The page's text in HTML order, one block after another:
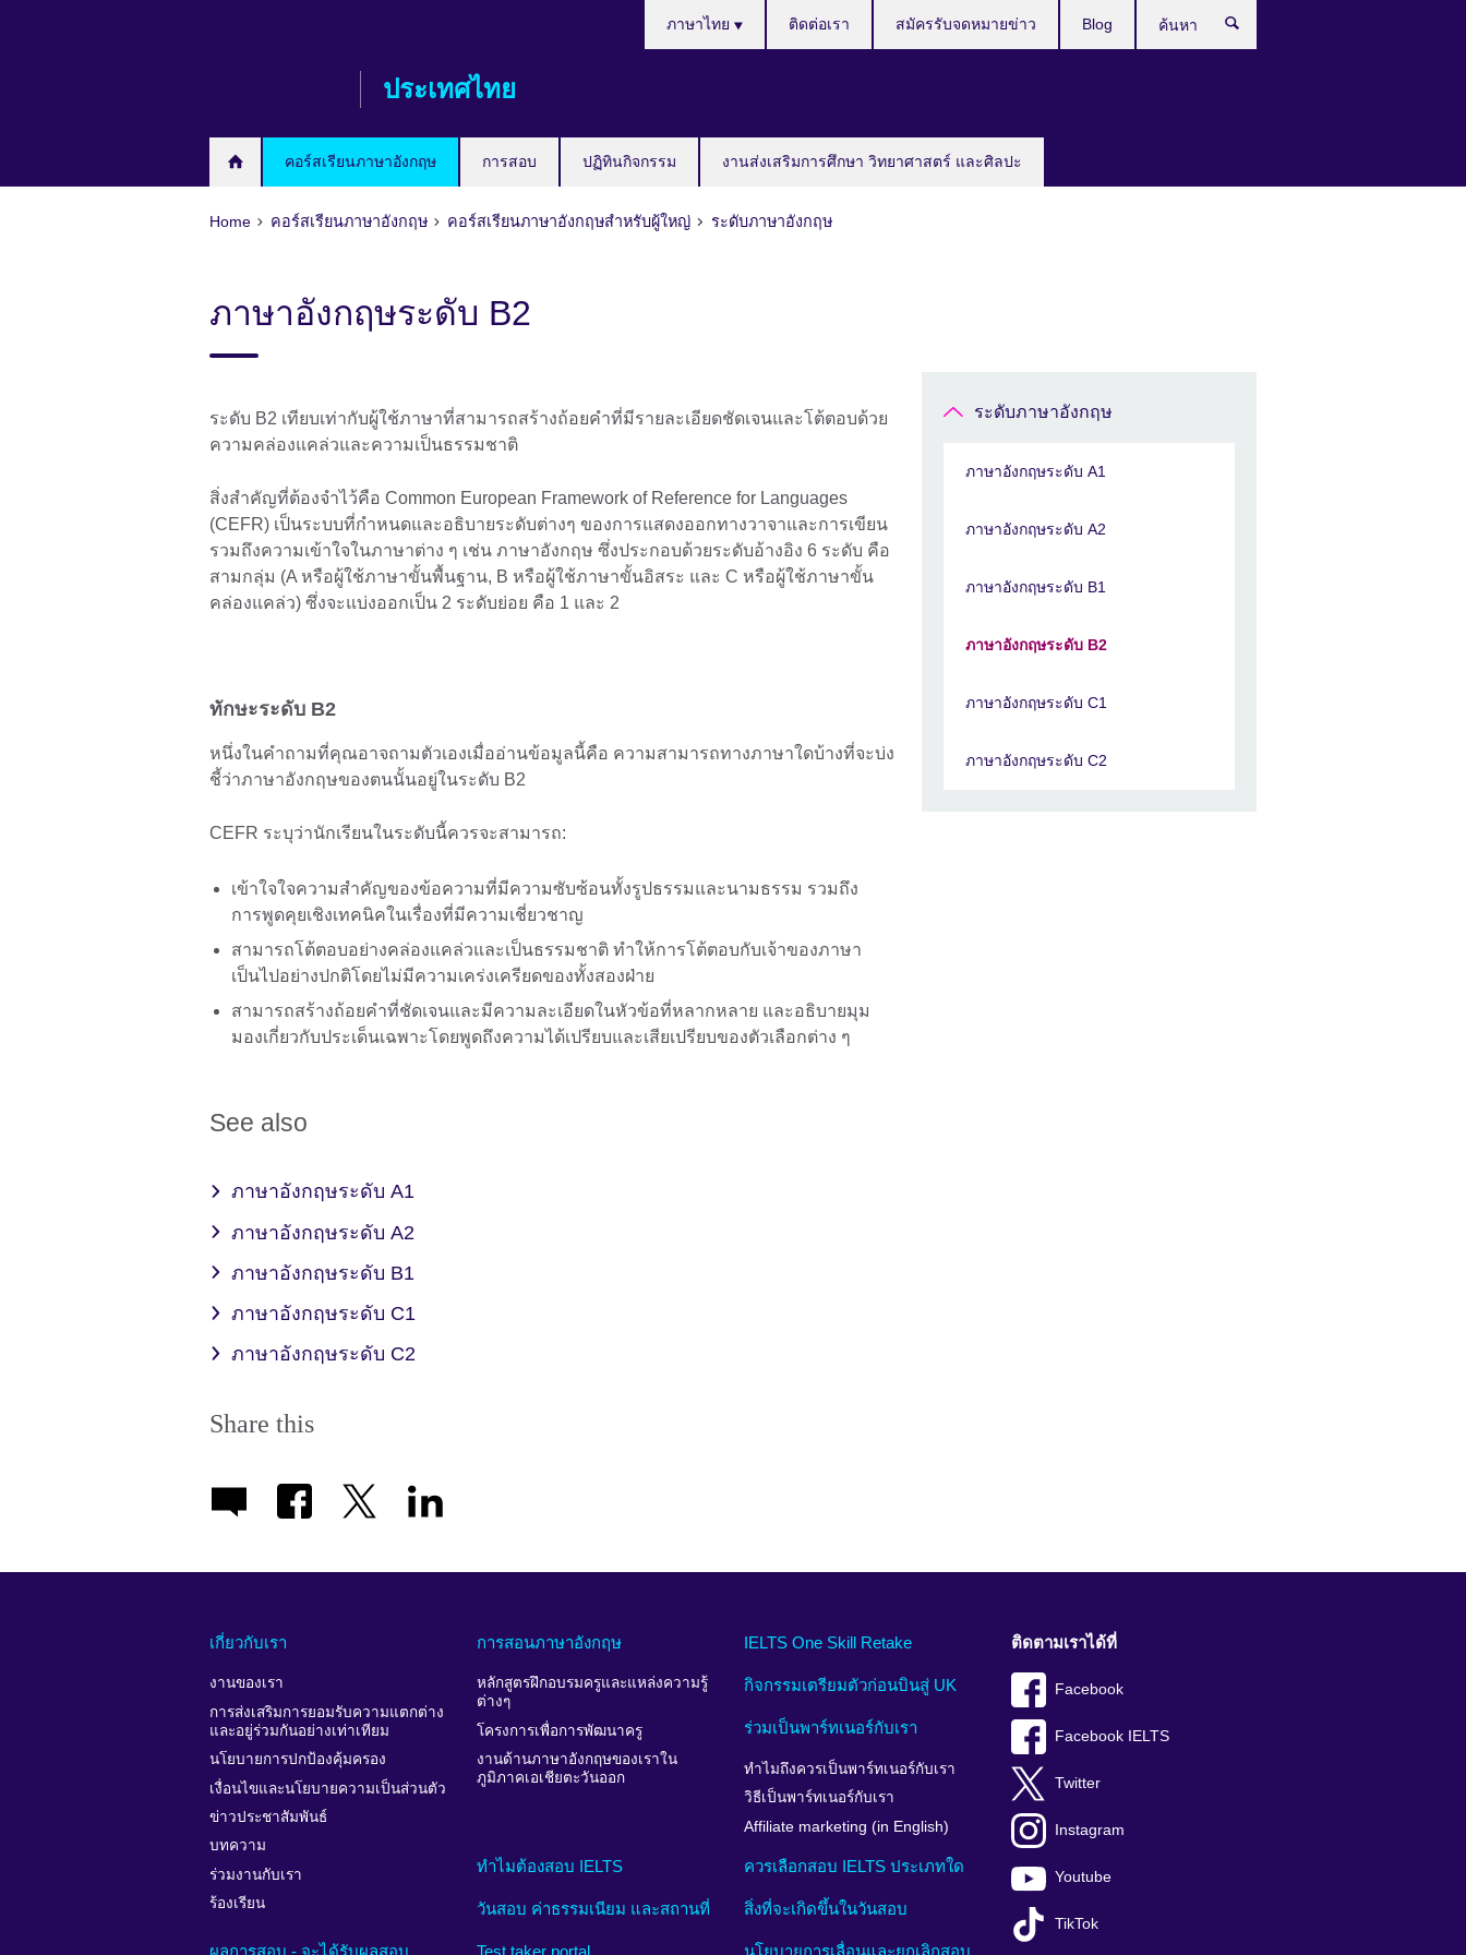
ประเทศไทย
คอร์สเรียนภาษาอังกฤษ การสอบ ปฏิทินกิจกรรม งานส่งเสริมการศึกษา วิทยาศาสตร์ และศิลปะ
Languages
ภาษาไทย ติดต่อเรา สมัครรับจดหมายข่าว Blog
Home คอร์สเรียนภาษาอังกฤษ คอร์สเรียนภาษาอังกฤษสำหรับผู้ใหญ่ ระดับภาษาอังกฤษ
ภาษาอังกฤษระดับ B2
ระดับ B2 เทียบเท่ากับผู้ใช้ภาษาที่สามารถสร้างถ้อยคำที่มีรายละเอียดชัดเจนและโต้ตอบด้วย
ความคล่องแคล่วและความเป็นธรรมชาติ
สิ่งสำคัญที่ต้องจำไว้คือ Common European Framework of Reference for Languages
(CEFR) เป็นระบบที่กำหนดและอธิบายระดับต่างๆ ของการแสดงออกทางวาจาและการเขียน
รวมถึงความเข้าใจในภาษาต่าง ๆ เช่น ภาษาอังกฤษ ซึ่งประกอบด้วยระดับอ้างอิง 6 ระดับ คือ
สามกลุ่ม (A หรือผู้ใช้ภาษาขั้นพื้นฐาน, B หรือผู้ใช้ภาษาขั้นอิสระ และ C หรือผู้ใช้ภาษาขั้น
คล่องแคล่ว) ซึ่งจะแบ่งออกเป็น 2 ระดับย่อย คือ 1 และ 2
ทักษะระดับ B2
หนึ่งในคำถามที่คุณอาจถามตัวเองเมื่ออ่านข้อมูลนี้คือ ความสามารถทางภาษาใดบ้างที่จะบ่ง
ชี้ว่าภาษาอังกฤษของตนนั้นอยู่ในระดับ B2
CEFR ระบุว่านักเรียนในระดับนี้ควรจะสามารถ:
เข้าใจใจความสำคัญของข้อความที่มีความซับซ้อนทั้งรูปธรรมและนามธรรม รวมถึง
การพูดคุยเชิงเทคนิคในเรื่องที่มีความเชี่ยวชาญ
สามารถโต้ตอบอย่างคล่องแคล่วและเป็นธรรมชาติ ทำให้การโต้ตอบกับเจ้าของภาษา
เป็นไปอย่างปกติโดยไม่มีความเคร่งเครียดของทั้งสองฝ่าย
สามารถสร้างถ้อยคำที่ชัดเจนและมีความละเอียดในหัวข้อที่หลากหลาย และอธิบายมุม
มองเกี่ยวกับประเด็นเฉพาะโดยพูดถึงความได้เปรียบและเสียเปรียบของตัวเลือกต่าง ๆ
See also
ภาษาอังกฤษระดับ A1
ภาษาอังกฤษระดับ A2
ภาษาอังกฤษระดับ B1
ภาษาอังกฤษระดับ C1
ภาษาอังกฤษระดับ C2
Share this
ระดับภาษาอังกฤษ
ภาษาอังกฤษระดับ A1
ภาษาอังกฤษระดับ A2
ภาษาอังกฤษระดับ B1
ภาษาอังกฤษระดับ B2
ภาษาอังกฤษระดับ C1
ภาษาอังกฤษระดับ C2
เกี่ยวกับเรา
งานของเรา
การส่งเสริมการยอมรับความแตกต่าง
และอยู่ร่วมกันอย่างเท่าเทียม
นโยบายการปกป้องคุ้มครอง
เงื่อนไขและนโยบายความเป็นส่วนตัว
ข่าวประชาสัมพันธ์
บทความ
ร่วมงานกับเรา
ร้องเรียน
การสอนภาษาอังกฤษ
หลักสูตรฝึกอบรมครูและแหล่งความรู้
ต่างๆ
โครงการเพื่อการพัฒนาครู
งานด้านภาษาอังกฤษของเราใน
ภูมิภาคเอเชียตะวันออก
IELTS One Skill Retake
กิจกรรมเตรียมตัวก่อนบินสู่ UK
ร่วมเป็นพาร์ทเนอร์กับเรา
ทำไมถึงควรเป็นพาร์ทเนอร์กับเรา
วิธีเป็นพาร์ทเนอร์กับเรา
Affiliate marketing (in English)
ทำไมต้องสอบ IELTS ควรเลือกสอบ IELTS ประเภทใด
วันสอบ ค่าธรรมเนียม และสถานที่ สิ่งที่จะเกิดขึ้นในวันสอบ
ผลการสอบ - จะได้รับผลสอบ Test taker portal นโยบายการเลื่อนและยกเลิกสอบ
ติดตามเราได้ที่
Facebook
Facebook IELTS
Twitter
Instagram
Youtube
TikTok